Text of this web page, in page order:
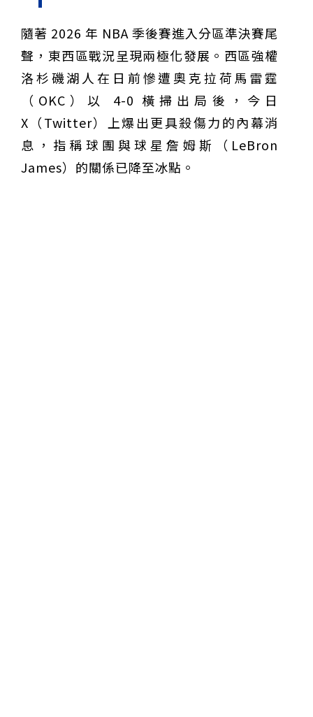
隨著 2026 年 NBA 季後賽進入分區準決賽尾
聲，東西區戰況呈現兩極化發展。西區強權
洛杉磯湖人在日前慘遭奧克拉荷馬雷霆
（OKC）以 4-0 橫掃出局後，今日
X（Twitter）上爆出更具殺傷力的內幕消
息，指稱球團與球星詹姆斯（LeBron
James）的關係已降至冰點。